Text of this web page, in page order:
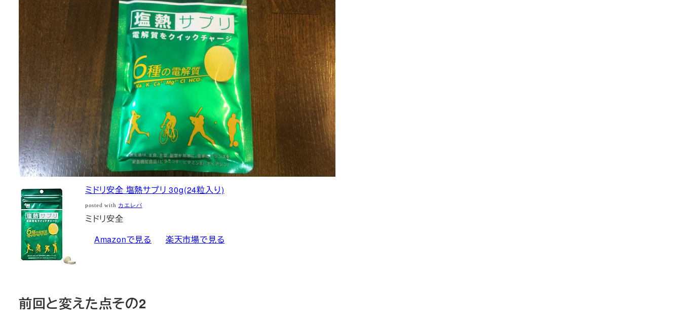
ミドリ安全 塩熱サプリ 30g(24粒入り)
posted with カエレバ
ミドリ安全
Amazonで見る
楽天市場で見る
前回と変えた点その2